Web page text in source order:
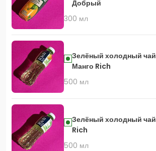
Добрый
300 мл
Зелёный холодный чай
Манго Rich
500 мл
Зелёный холодный чай
Rich
500 мл